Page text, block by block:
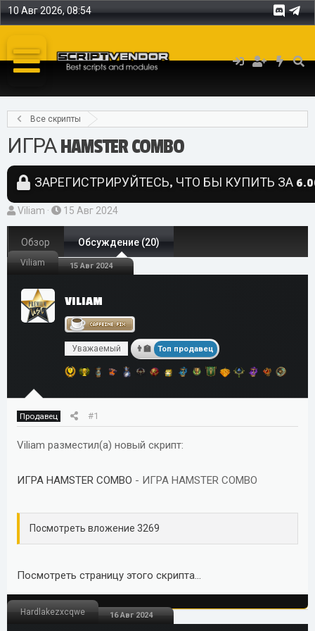
10 Авг 2026, 08:54
Все скрипты
ИГРА HAMSTER COMBO
ЗАРЕГИСТРИРУЙТЕСЬ, ЧТО БЫ КУПИТЬ ЗА 6.00
А
в
т
о
т
е
м
Viliam
Д
а
т
а
ч
а
л
а
15 Авг 2024
Обзор Обсуждение (20)
Viliam 15 Авг 2024
VILIAM
Уважаемый Топ продавец
Продавец #1
Viliam разместил(а) новый скрипт:
ИГРА HAMSTER COMBO - ИГРА HAMSTER COMBO
Посмотреть вложение 3269
Посмотреть страницу этого скрипта...
Hardlakezxcqwe 16 Авг 2024